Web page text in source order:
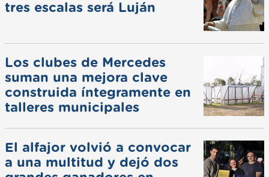
tres escalas será Luján
Los clubes de Mercedes
suman una mejora clave
construida íntegramente en
talleres municipales
El alfajor volvió a convocar
a una multitud y dejó dos